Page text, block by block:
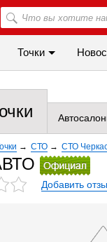
Точки
→ СТО → СТО
Добавить